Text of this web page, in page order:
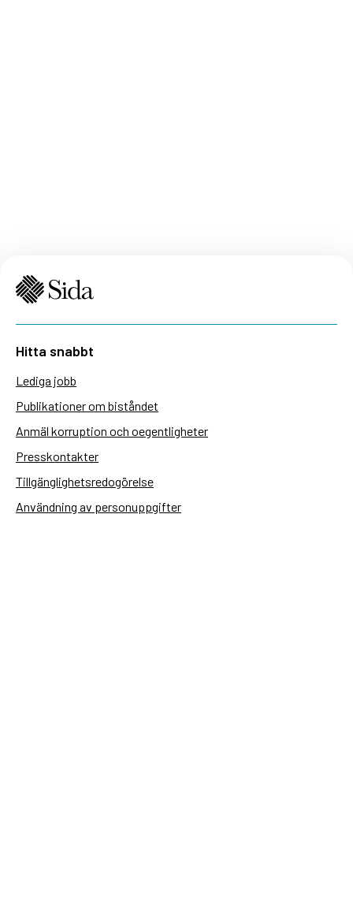
Hitta snabbt
Lediga jobb
Publikationer om biståndet
Anmäl korruption och oegentligheter
Presskontakter
Tillgänglighetsredogörelse
Användning av personuppgifter